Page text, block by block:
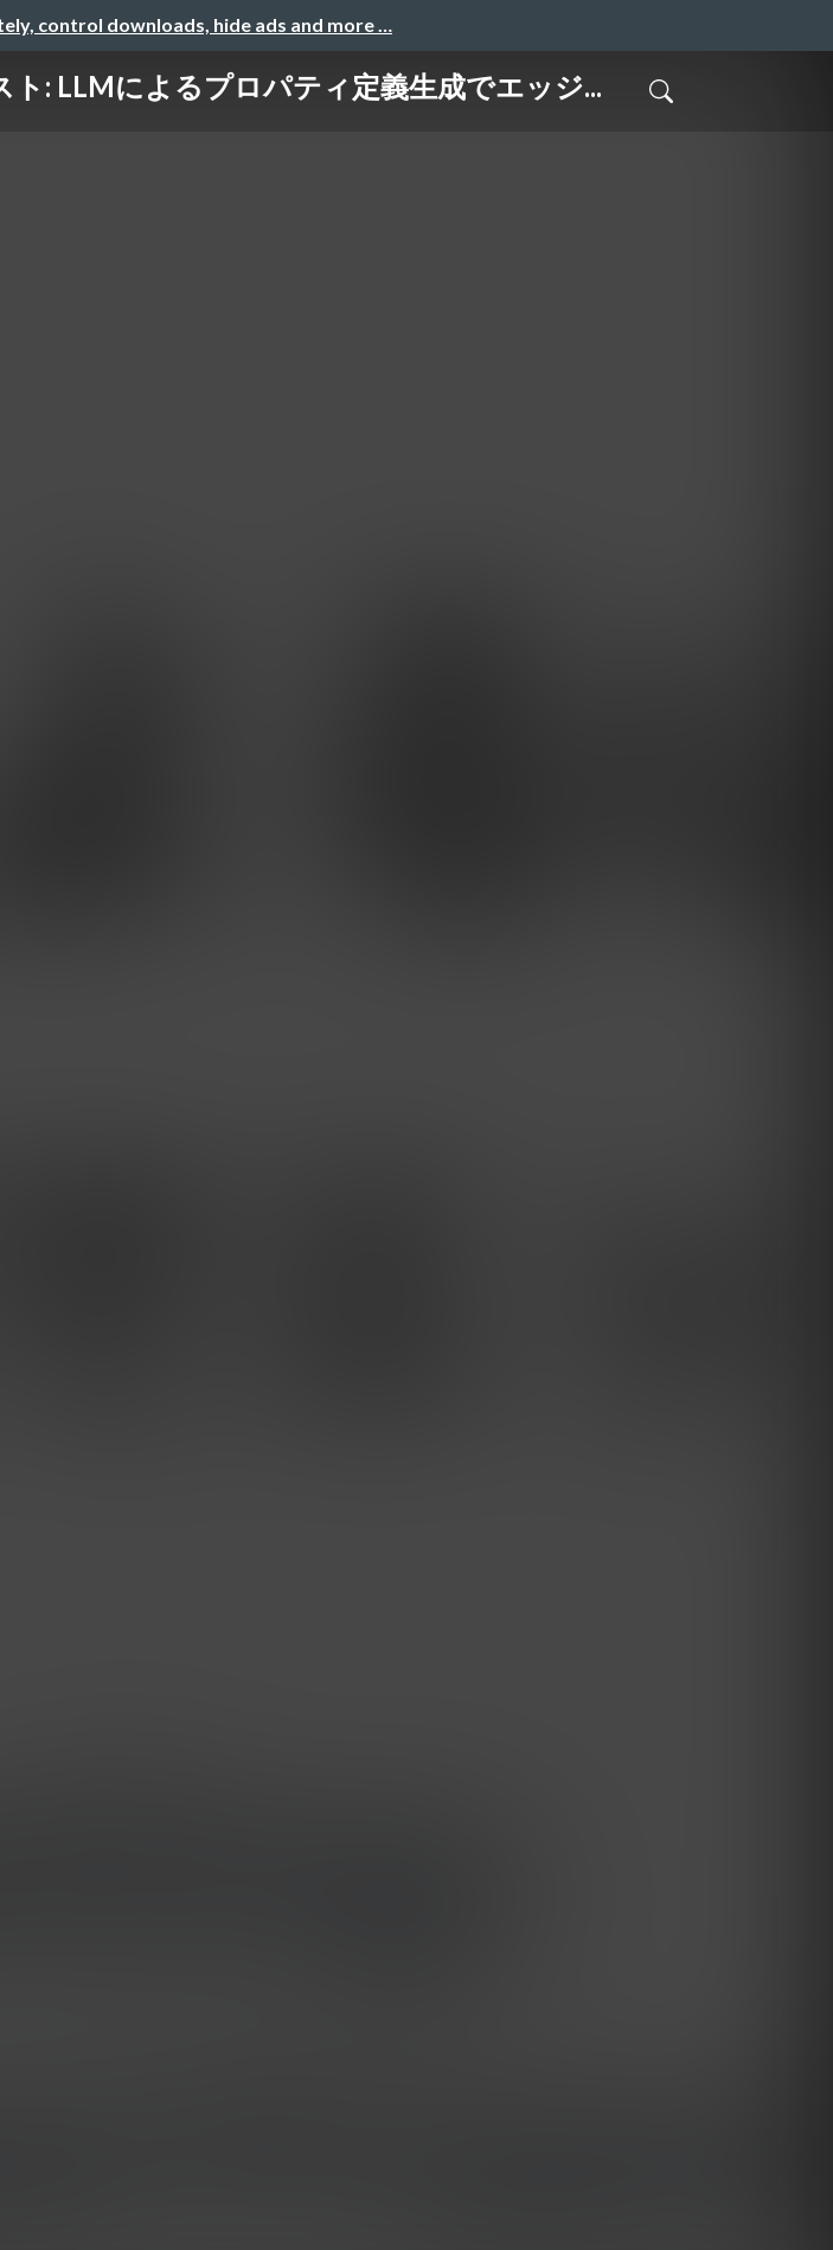
control downloads, hide ads and more …
: LLMによるプロパティ定義生成でエッジ...